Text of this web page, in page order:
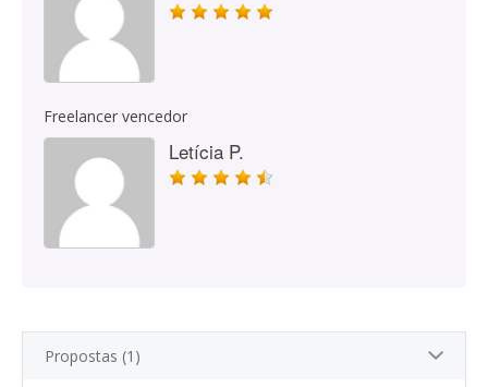
Freelancer vencedor
Letícia P.
Propostas (1)